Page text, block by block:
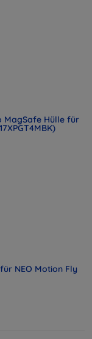
MagSafe Hülle für
NEO Motion Fly